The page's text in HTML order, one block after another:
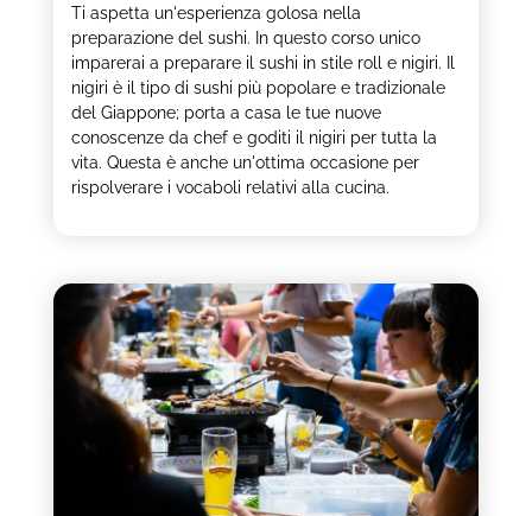
Ti aspetta un'esperienza golosa nella
preparazione del sushi. In questo corso unico
imparerai a preparare il sushi in stile roll e nigiri. Il
nigiri è il tipo di sushi più popolare e tradizionale
del Giappone; porta a casa le tue nuove
conoscenze da chef e goditi il nigiri per tutta la
vita. Questa è anche un'ottima occasione per
rispolverare i vocaboli relativi alla cucina.